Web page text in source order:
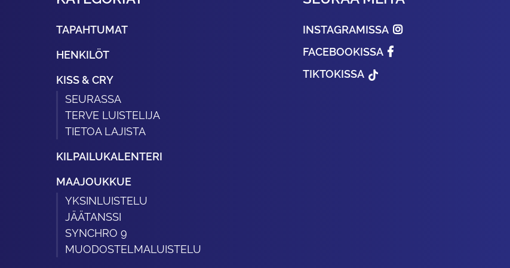
TAPAHTUMAT
HENKILÖT
KISS & CRY
SEURASSA
TERVE LUISTELIJA
TIETOA LAJISTA
KILPAILUKALENTERI
MAAJOUKKUE
YKSINLUISTELU
JÄÄTANSSI
SYNCHRO 9
MUODOSTELMALUISTELU
INSTAGRAMISSA
FACEBOOKISSA
TIKTOKISSA